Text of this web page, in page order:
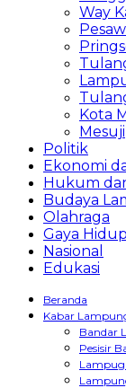
Way
Kota
Mesuji
Politik
Ekonomi
Hukum
Budaya
Olahraga
Gaya Hidup
Nasional
Edukasi
Beranda
Kabar
Bandar
Pesisir
Lampug